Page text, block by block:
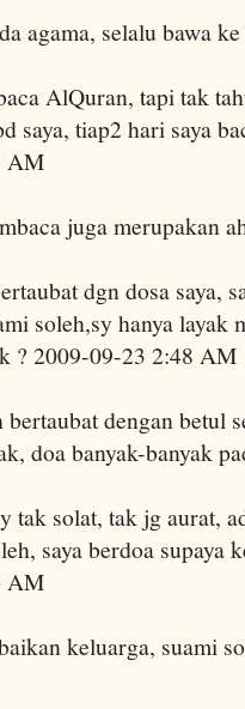
agama, selalu bawa
AlQuran, tapi tak
saya, tiap2 hari saya
AM
juga merupakan
dgn dosa saya,
soleh,sy hanya layak
? 2009-09-23 2:48 AM
bertaubat dengan betul
doa banyak-banyak
tak solat, tak jg aurat,
saya berdoa supaya
AM
keluarga, suami